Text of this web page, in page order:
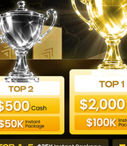
Polkadot
Last updated: